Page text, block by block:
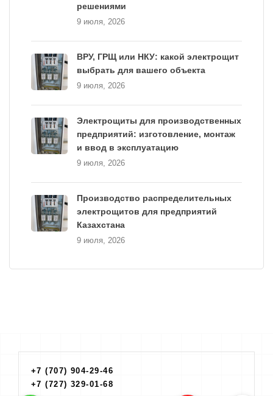
решениями
9 июля, 2026
ВРУ, ГРЩ или НКУ: какой электрощит
выбрать для вашего объекта
9 июля, 2026
Электрощиты для производственных
предприятий: изготовление, монтаж
и ввод в эксплуатацию
9 июля, 2026
Производство распределительных
электрощитов для предприятий
Казахстана
9 июля, 2026
+7 (707) 904-29-46
+7 (727) 329-01-68